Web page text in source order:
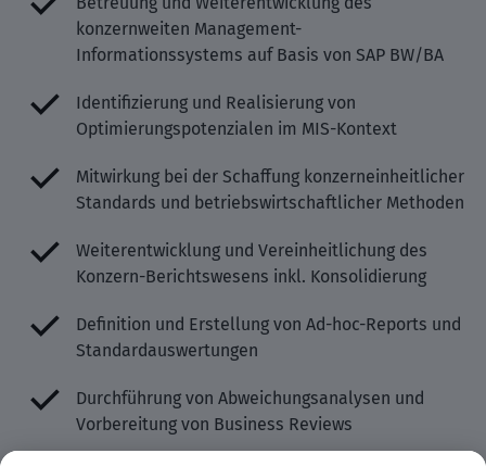
konzernweiten Management-
Informationssystems auf Basis von SAP BW/BA
Identifizierung und Realisierung von
Optimierungspotenzialen im MIS-Kontext
Mitwirkung bei der Schaffung konzerneinheitlicher
Standards und betriebswirtschaftlicher Methoden
Weiterentwicklung und Vereinheitlichung des
Konzern-Berichtswesens inkl. Konsolidierung
Definition und Erstellung von Ad-hoc-Reports und
Standardauswertungen
Durchführung von Abweichungsanalysen und
Vorbereitung von Business Reviews